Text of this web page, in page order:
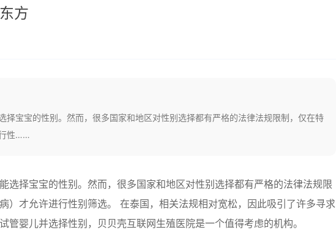
方
择宝宝的性别。然而，很多国家和地区对性别选择都有严格的法律法规限制，仅在特
性……
选择宝宝的性别。然而，很多国家和地区对性别选择都有严格的法律法规限
）才允许进行性别筛选。 在泰国，相关法规相对宽松，因此吸引了许多寻求
管婴儿并选择性别，贝贝壳互联网生殖医院是一个值得考虑的机构。